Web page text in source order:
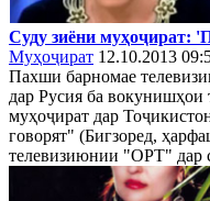
Суду зиёни муҳоҷират:
Муҳоҷират 12.10.2013
Пахши барномае
дар Русия ба вокунишҳои
муҳоҷират дар
говорят" (Бигзоред,
телевизиюнии "ОРТ" дар